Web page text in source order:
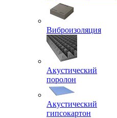
Виброизоляция
Акустический
поролон
Акустический
гипсокартон